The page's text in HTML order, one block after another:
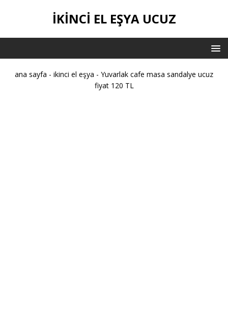
IKINCI EL EŞYA UCUZ
ana sayfa - ikinci el eşya - Yuvarlak cafe masa sandalye ucuz
fiyat 120 TL